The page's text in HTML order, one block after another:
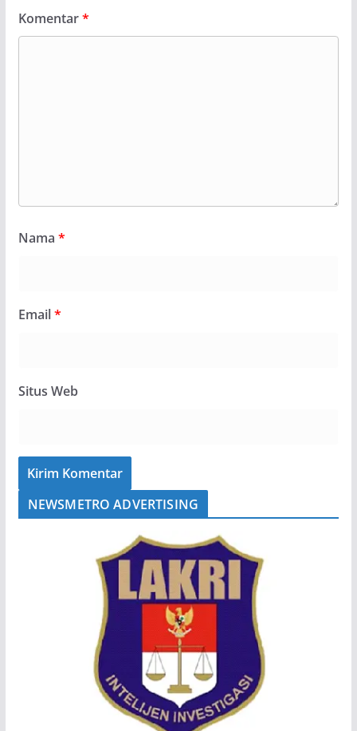
Komentar*
Nama *
Email*
Situs Web
NEWSMETRO ADVERTISING